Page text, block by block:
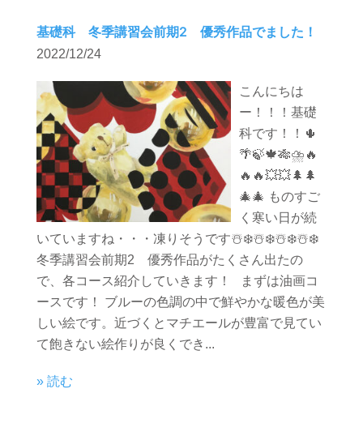
基礎科 冬季講習会前期2 優秀作品でました！
2022/12/24
こんにちは
ー！！！基礎
科です！！🌵
🌴🍃🍁🎋⛈️🔥
🔥🔥💥💥🌲🌲
🎄🎄 ものすご
く寒い日が続
いていますね・・・凍りそうです☃️❄️☃️❄️☃️❄️☃️❄️
冬季講習会前期2 優秀作品がたくさん出たの
で、各コース紹介していきます！ まずは油画コ
ースです！ ブルーの色調の中で鮮やかな暖色が美
しい絵です。近づくとマチエールが豊富で見てい
て飽きない絵作りが良くでき...
» 読む